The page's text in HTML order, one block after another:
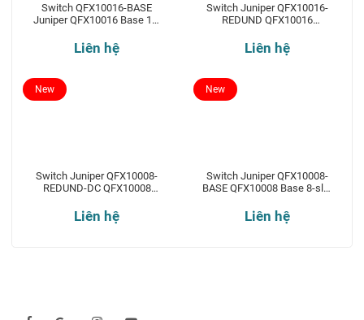
Switch QFX10016-BASE
Juniper QFX10016 Base 16-
Liên hệ
Switch Juniper QFX10016-
REDUND QFX10016
Liên hệ
Switch Juniper QFX10008-
REDUND-DC QFX10008
Liên hệ
New
Switch Juniper QFX10008-
BASE QFX10008 Base 8-slot
Liên hệ
New